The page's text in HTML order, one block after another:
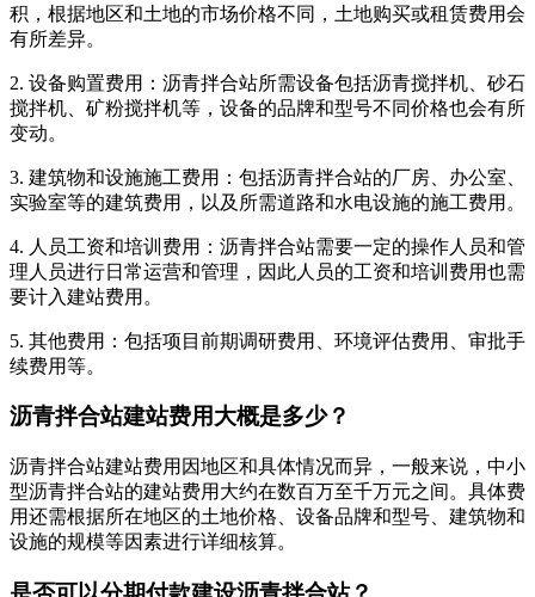
积，根据地区和土地的市场价格不同，土地购买或租赁费用会
有所差异。
2. 设备购置费用：沥青拌合站所需设备包括沥青搅拌机、砂石
搅拌机、矿粉搅拌机等，设备的品牌和型号不同价格也会有所
变动。
3. 建筑物和设施施工费用：包括沥青拌合站的厂房、办公室、
实验室等的建筑费用，以及所需道路和水电设施的施工费用。
4. 人员工资和培训费用：沥青拌合站需要一定的操作人员和管
理人员进行日常运营和管理，因此人员的工资和培训费用也需
要计入建站费用。
5. 其他费用：包括项目前期调研费用、环境评估费用、审批手
续费用等。
沥青拌合站建站费用大概是多少？
沥青拌合站建站费用因地区和具体情况而异，一般来说，中小
型沥青拌合站的建站费用大约在数百万至千万元之间。具体费
用还需根据所在地区的土地价格、设备品牌和型号、建筑物和
设施的规模等因素进行详细核算。